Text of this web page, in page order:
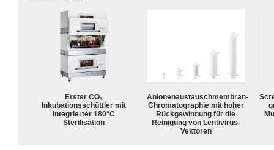
Erster CO₂
Inkubationsschüttler mit
integrierter 180°C
Sterilisation
Anionenaustauschmembran-
Chromatographie mit hoher
Rückgewinnung für die
Reinigung von Lentivirus-
Vektoren